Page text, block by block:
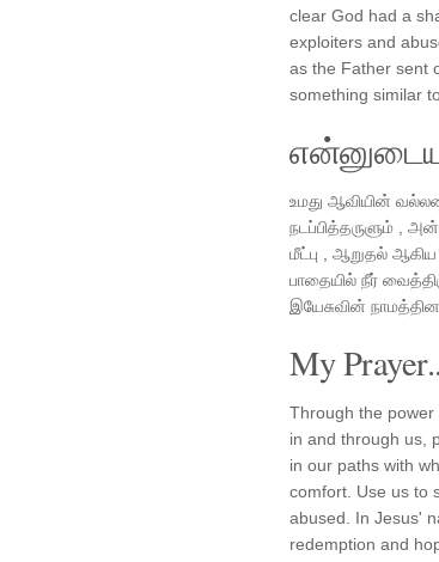
clear God had a
exploiters and
as the Father sent
something similar
உமது ஆவியின்
நடப்பித்தருளும் ,
மீட்பு , ஆறுதல்
பாதையில் நீர்
இயேசுவின்
My
Through the
in and through us,
in our paths with
comfort. Use us to
abused. In Jesus'
redemption and